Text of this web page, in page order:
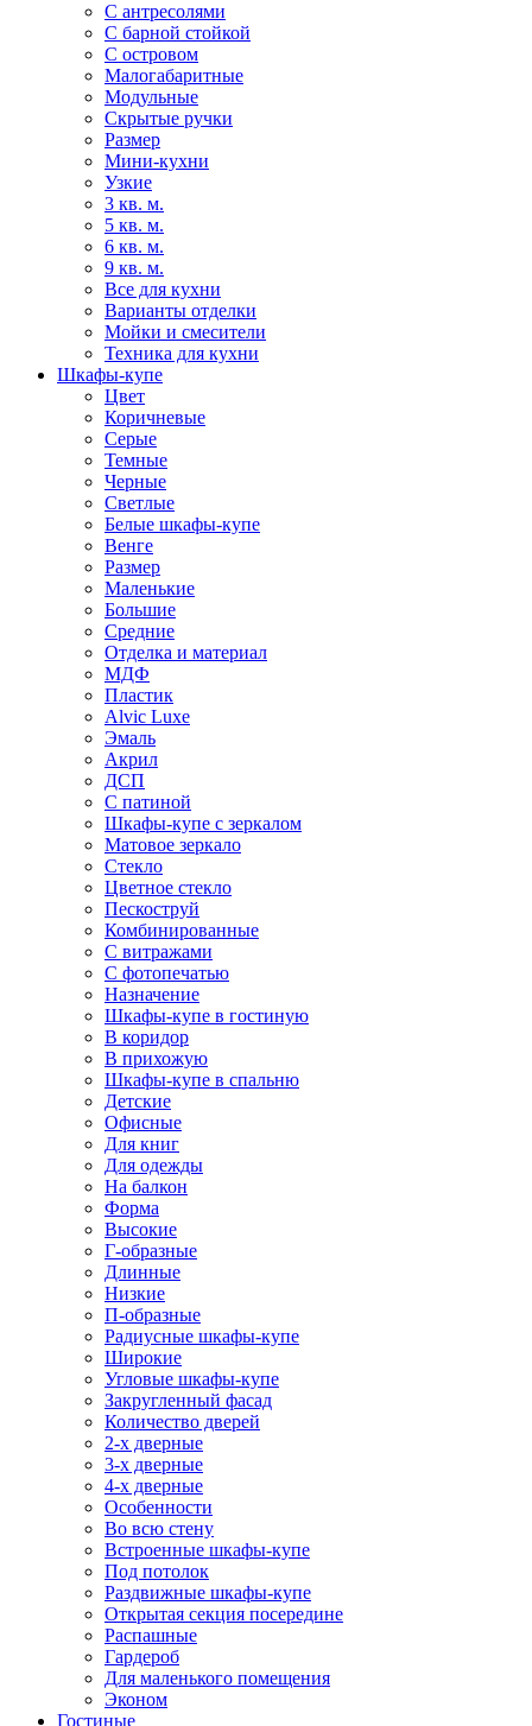
С антресолями
С барной стойкой
С островом
Малогабаритные
Модульные
Скрытые ручки
Размер
Мини-кухни
Узкие
3 кв. м.
5 кв. м.
6 кв. м.
9 кв. м.
Все для кухни
Варианты отделки
Мойки и смесители
Техника для кухни
Шкафы-купе
Цвет
Коричневые
Серые
Темные
Черные
Светлые
Белые шкафы-купе
Венге
Размер
Маленькие
Большие
Средние
Отделка и материал
МДФ
Пластик
Alvic Luxe
Эмаль
Акрил
ДСП
С патиной
Шкафы-купе с зеркалом
Матовое зеркало
Стекло
Цветное стекло
Пескоструй
Комбинированные
С витражами
С фотопечатью
Назначение
Шкафы-купе в гостиную
В коридор
В прихожую
Шкафы-купе в спальню
Детские
Офисные
Для книг
Для одежды
На балкон
Форма
Высокие
Г-образные
Длинные
Низкие
П-образные
Радиусные шкафы-купе
Широкие
Угловые шкафы-купе
Закругленный фасад
Количество дверей
2-х дверные
3-х дверные
4-х дверные
Особенности
Во всю стену
Встроенные шкафы-купе
Под потолок
Раздвижные шкафы-купе
Открытая секция посередине
Распашные
Гардероб
Для маленького помещения
Эконом
Гостиные